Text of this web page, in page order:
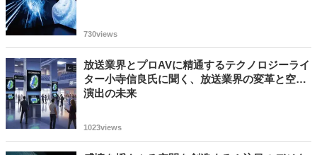
730views
放送業界とプロAVに精通するテクノロジーライ
ター小寺信良氏に聞く、放送業界の変革と空間
演出の未来
1023views